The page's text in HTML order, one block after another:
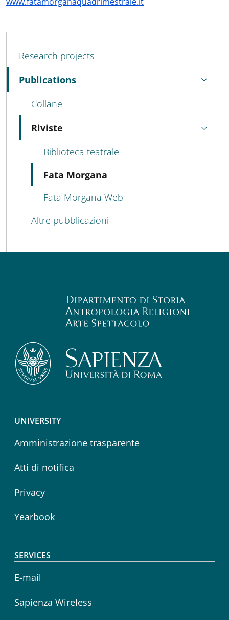
MENU CEV SECOND NAVIGATION
Research projects
Publications
Active
Collane
Riviste
Active
Biblioteca teatrale
Fata Morgana
Fata Morgana Web
Altre pubblicazioni
Footer menu
UNIVERSITY
Amministrazione trasparente
Atti di notifica
Privacy
Yearbook
SERVICES
E-mail
Sapienza Wireless